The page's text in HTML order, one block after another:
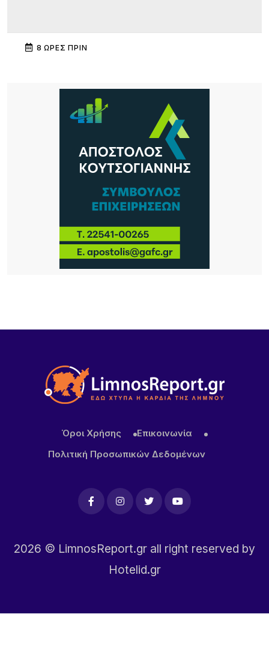
8 ΏΡΕΣ ΠΡΙΝ
9 ΏΡΕΣ ΠΡΙΝ
Λήμνος: Προγραμματισμένες διακοπές ρεύματος
9 ΏΡΕΣ ΠΡΙΝ
Πληρώνονται οι επιβάτες, παραμένουν
απλήρωτοι οι επιχειρηματίες: Τα δύο πρόσωπα
Το τραγικό περιστατικό με το αγριογούρουνο
προβληματίζει – Μήπως ήρθε η ώρα να δούμε
σοβαρά και το ζήτημα των ελαφιών στη Λήμνο;
Όροι Χρήσης
Επικοινωνία
Πολιτική Προσωπικών Δεδομένων
2026 © LimnosReport.gr all right reserved by
Hotelid.gr